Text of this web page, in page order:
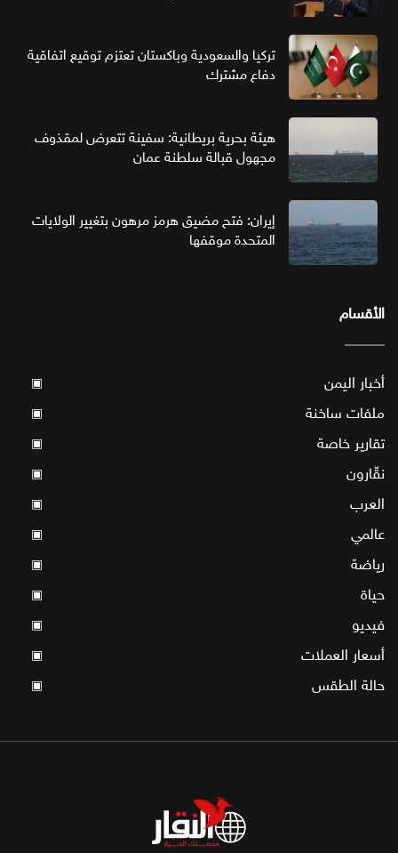
تركيا والسعودية وباكستان تعتزم توقيع اتفاقية
دفاع مشترك
هيئة بحرية بريطانية: سفينة تتعرض لمقذوف
مجهول قبالة سلطنة عمان
إيران: فتح مضيق هرمز مرهون بتغيير الولايات
المتحدة موقفها
الأقسام
أخبار اليمن ▣
ملفات ساخنة ▣
تقارير خاصة ▣
نقّارون ▣
العرب ▣
عالمي ▣
رياضة ▣
حياة ▣
فيديو ▣
أسعار العملات ▣
حالة الطقس ▣